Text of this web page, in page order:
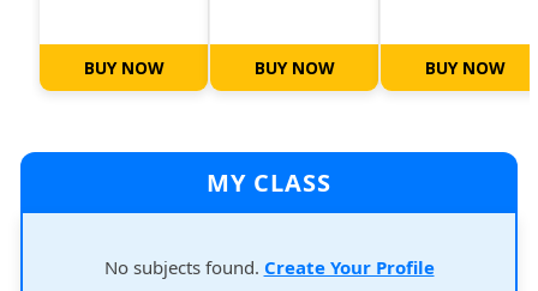
BUY NOW BUY NOW BUY NOW
MY CLASS
No subjects found. Create Your Profile